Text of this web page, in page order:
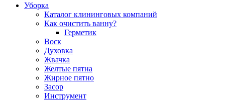
Уборка
Каталог клининговых компаний
Как очистить ванну?
Герметик
Воск
Духовка
Жвачка
Желтые пятна
Жирное пятно
Засор
Инструмент